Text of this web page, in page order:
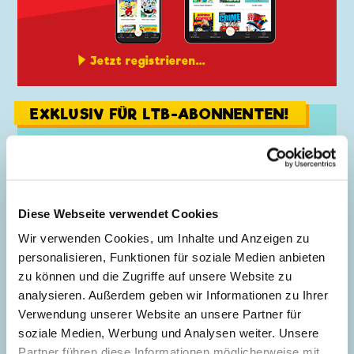
Diese Webseite verwendet Cookies
Wir verwenden Cookies, um Inhalte und Anzeigen zu
personalisieren, Funktionen für soziale Medien anbieten
zu können und die Zugriffe auf unsere Website zu
analysieren. Außerdem geben wir Informationen zu Ihrer
Verwendung unserer Website an unsere Partner für
soziale Medien, Werbung und Analysen weiter. Unsere
Jetzt registrieren...
EXKLUSIV FÜR LTB-ABONNENTEN!
Bonusprogramm entdecken...